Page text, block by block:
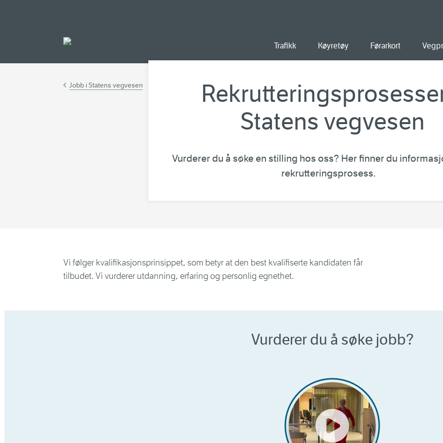
Trafikk Køyretøy Førarkort
Jobb i Statens vegvesen
Statens vegvesen
Vurderer du å søke en stilling hos oss? Her finner du
rekrutteringsprosess.
Vi følger kvalifikasjonsprinsippet, som betyr at den best kvalifiserte kandidaten får
tilbudet. Vi vurderer utdanning, erfaring og personlig egnethet.
Vurderer du å søke jobb?
Preview bubble for Story